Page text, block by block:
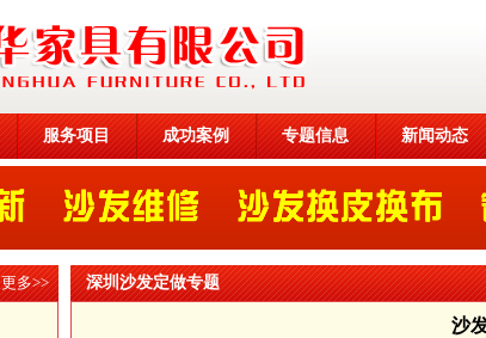
服务项目 成功案例 专题信息 新闻动态
更多>> 深圳沙发定做专题
沙